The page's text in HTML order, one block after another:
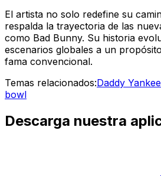
El artista no solo redefine su
respalda la trayectoria de las
como Bad Bunny. Su historia
escenarios globales a un
fama convencional.
Temas relacionados:Daddy Yankee
bowl
Descarga nuestra